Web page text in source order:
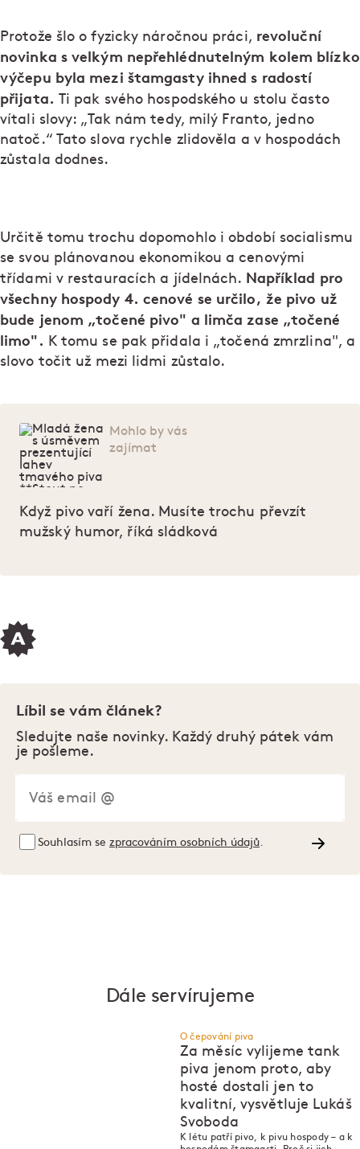
Protože šlo o fyzicky náročnou práci, revoluční
novinka s velkým nepřehlédnutelným kolem blízko
výčepu byla mezi štamgasty ihned s radostí
přijata. Ti pak svého hospodského u stolu často
vítali slovy: „Tak nám tedy, milý Franto, jedno
natoč.“ Tato slova rychle zlidověla a v hospodách
zůstala dodnes.
Určitě tomu trochu dopomohlo i období socialismu
se svou plánovanou ekonomikou a cenovými
třídami v restauracích a jídelnách. Například pro
všechny hospody 4. cenové se určilo, že pivo už
bude jenom „točené pivo" a limča zase „točené
limo". K tomu se pak přidala i „točená zmrzlina", a
slovo točit už mezi lidmi zůstalo.
Mohlo by vás
zajímat
Když pivo vaří žena. Musíte trochu převzít
mužský humor, říká sládková
Líbil se vám článek?
Sledujte naše novinky. Každý druhý pátek vám
je pošleme.
Souhlasím se zpracováním osobních údajů
Dále servírujeme
O čepování piva
Za měsíc vylijeme tank
piva jenom proto, aby
hosté dostali jen to
kvalitní, vysvětluje Lukáš
Svoboda
K létu patří pivo, k pivu hospody – a k